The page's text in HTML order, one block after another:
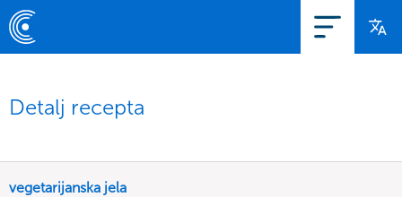
Detalj recepta
vegetarijanska jela